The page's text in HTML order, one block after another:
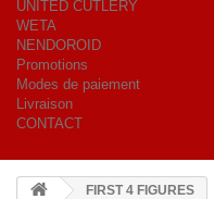
UNITED CUTLERY
WETA
NENDOROID
Promotions
Modes de paiement
Livraison
CONTACT
FIRST 4 FIGURES